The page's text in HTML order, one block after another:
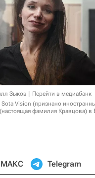
Зыков
Перейти в медиабанк
Vision (признано
фамилия Кравцова) в
МАКС Telegram